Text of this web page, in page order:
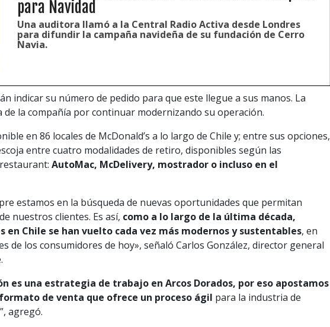
para Navidad
Una auditora llamó a la Central Radio Activa desde Londres
para difundir la campaña navideña de su fundación de Cerro
Navia.
indicar su número de pedido para que este llegue a sus manos. La
de la compañía por continuar modernizando su operación.
en 86 locales de McDonald’s a lo largo de Chile y; entre sus opciones,
entre cuatro modalidades de retiro, disponibles según las
AutoMac, McDelivery, mostrador o incluso en el
estamos en la búsqueda de nuevas oportunidades que permitan
nuestros clientes. Es así, como a lo largo de la última década,
en Chile se han vuelto cada vez más modernos y sustentables, en
de los consumidores de hoy», señaló Carlos González, director general
es una estrategia de trabajo en Arcos Dorados, por eso apostamos
de venta que ofrece un proceso ágil para la industria de
agregó.